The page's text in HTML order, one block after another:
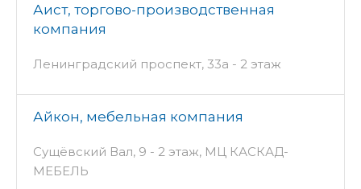
Аист, торгово-производственная
компания
Ленинградский проспект, 33а - 2 этаж
Айкон, мебельная компания
Сущёвский Вал, 9 - 2 этаж, МЦ КАСКАД-
МЕБЕЛЬ